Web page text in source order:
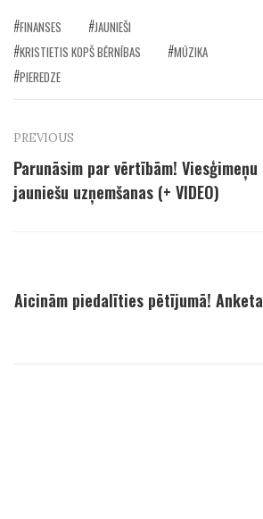
FINANSES
JAUNIEŠI
KRISTIETIS KOPŠ BĒRNĪBAS
MŪZIKA
PIEREDZE
PREVIOUS
Parunāsim par vērtībām!
jauniešu uzņemšanas (+ VIDEO)
Aicinām piedalīties pētījumā!